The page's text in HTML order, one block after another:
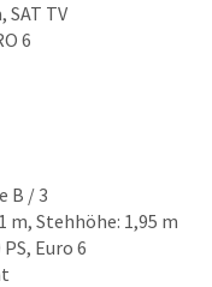
TV
6
B / 3
m, Stehhöhe: 1,95 m
Euro 6